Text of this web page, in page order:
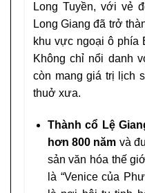
Long Tuyền, với vẻ
Long Giang đã trở
khu vực ngoại ô phía
Không chỉ nổi danh
còn mang giá trị lịch
thuở xưa.
Thành cổ Lệ
hơn 800 năm và
sản văn hóa thế
là “Venice của